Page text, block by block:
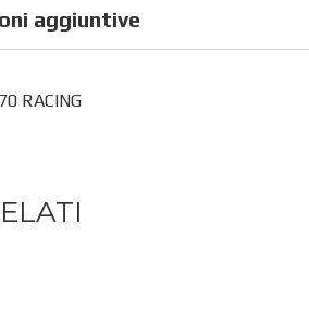
aggiuntive
RACING